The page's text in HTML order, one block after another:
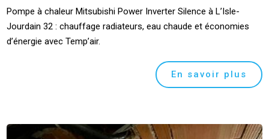
Pompe à chaleur Mitsubishi Power Inverter Silence à L’Isle-
Jourdain 32 : chauffage radiateurs, eau chaude et économies
d’énergie avec Temp’air.
En savoir plus